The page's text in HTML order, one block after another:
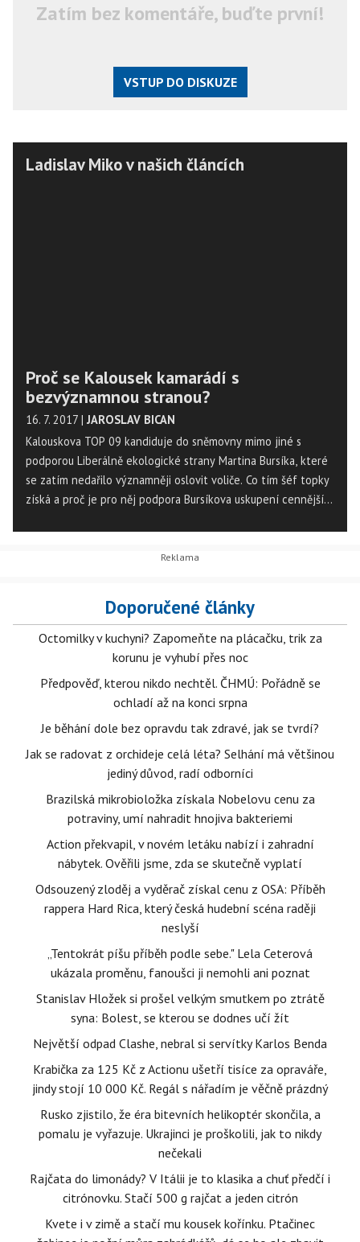
Zatím bez komentáře, buďte první!
VSTUP DO DISKUZE
Ladislav Miko v našich článcích
Proč se Kalousek kamarádí s
bezvýznamnou stranou?
16. 7. 2017 | JAROSLAV BICAN
Kalouskova TOP 09 kandiduje do sněmovny mimo jiné s
podporou Liberálně ekologické strany Martina Bursíka, které
se zatím nedařilo významněji oslovit voliče. Co tím šéf topky
získá a proč je pro něj podpora Bursíkova uskupení cennější,
Doporučené články
Octomilky v kuchyni? Zapomeňte na plácačku, trik za
korunu je vyhubí přes noc
Předpověď, kterou nikdo nechtěl. ČHMÚ: Pořádně se
ochladí až na konci srpna
Je běhání dole bez opravdu tak zdravé, jak se tvrdí?
Jak se radovat z orchideje celá léta? Selhání má většinou
jediný důvod, radí odborníci
Brazilská mikrobioložka získala Nobelovu cenu za
potraviny, umí nahradit hnojiva bakteriemi
Action překvapil, v novém letáku nabízí i zahradní
nábytek. Ověřili jsme, zda se skutečně vyplatí
Odsouzený zloděj a vyděrač získal cenu z OSA: Příběh
rappera Hard Rica, který česká hudební scéna raději
neslyší
„Tentokrát píšu příběh podle sebe." Lela Ceterová
ukázala proměnu, fanoušci ji nemohli ani poznat
Stanislav Hložek si prošel velkým smutkem po ztrátě
syna: Bolest, se kterou se dodnes učí žít
Největší odpad Clashe, nebral si servítky Karlos Benda
Krabička za 125 Kč z Actionu ušetří tisíce za opraváře,
jindy stojí 10 000 Kč. Regál s nářadím je věčně prázdný
Rusko zjistilo, že éra bitevních helikoptér skončila, a
pomalu je vyřazuje. Ukrajinci je proškolili, jak to nikdy
nečekali
Rajčata do limonády? V Itálii je to klasika a chuť předčí i
citrónovku. Stačí 500 g rajčat a jeden citrón
Kvete i v zimě a stačí mu kousek kořínku. Ptačinec